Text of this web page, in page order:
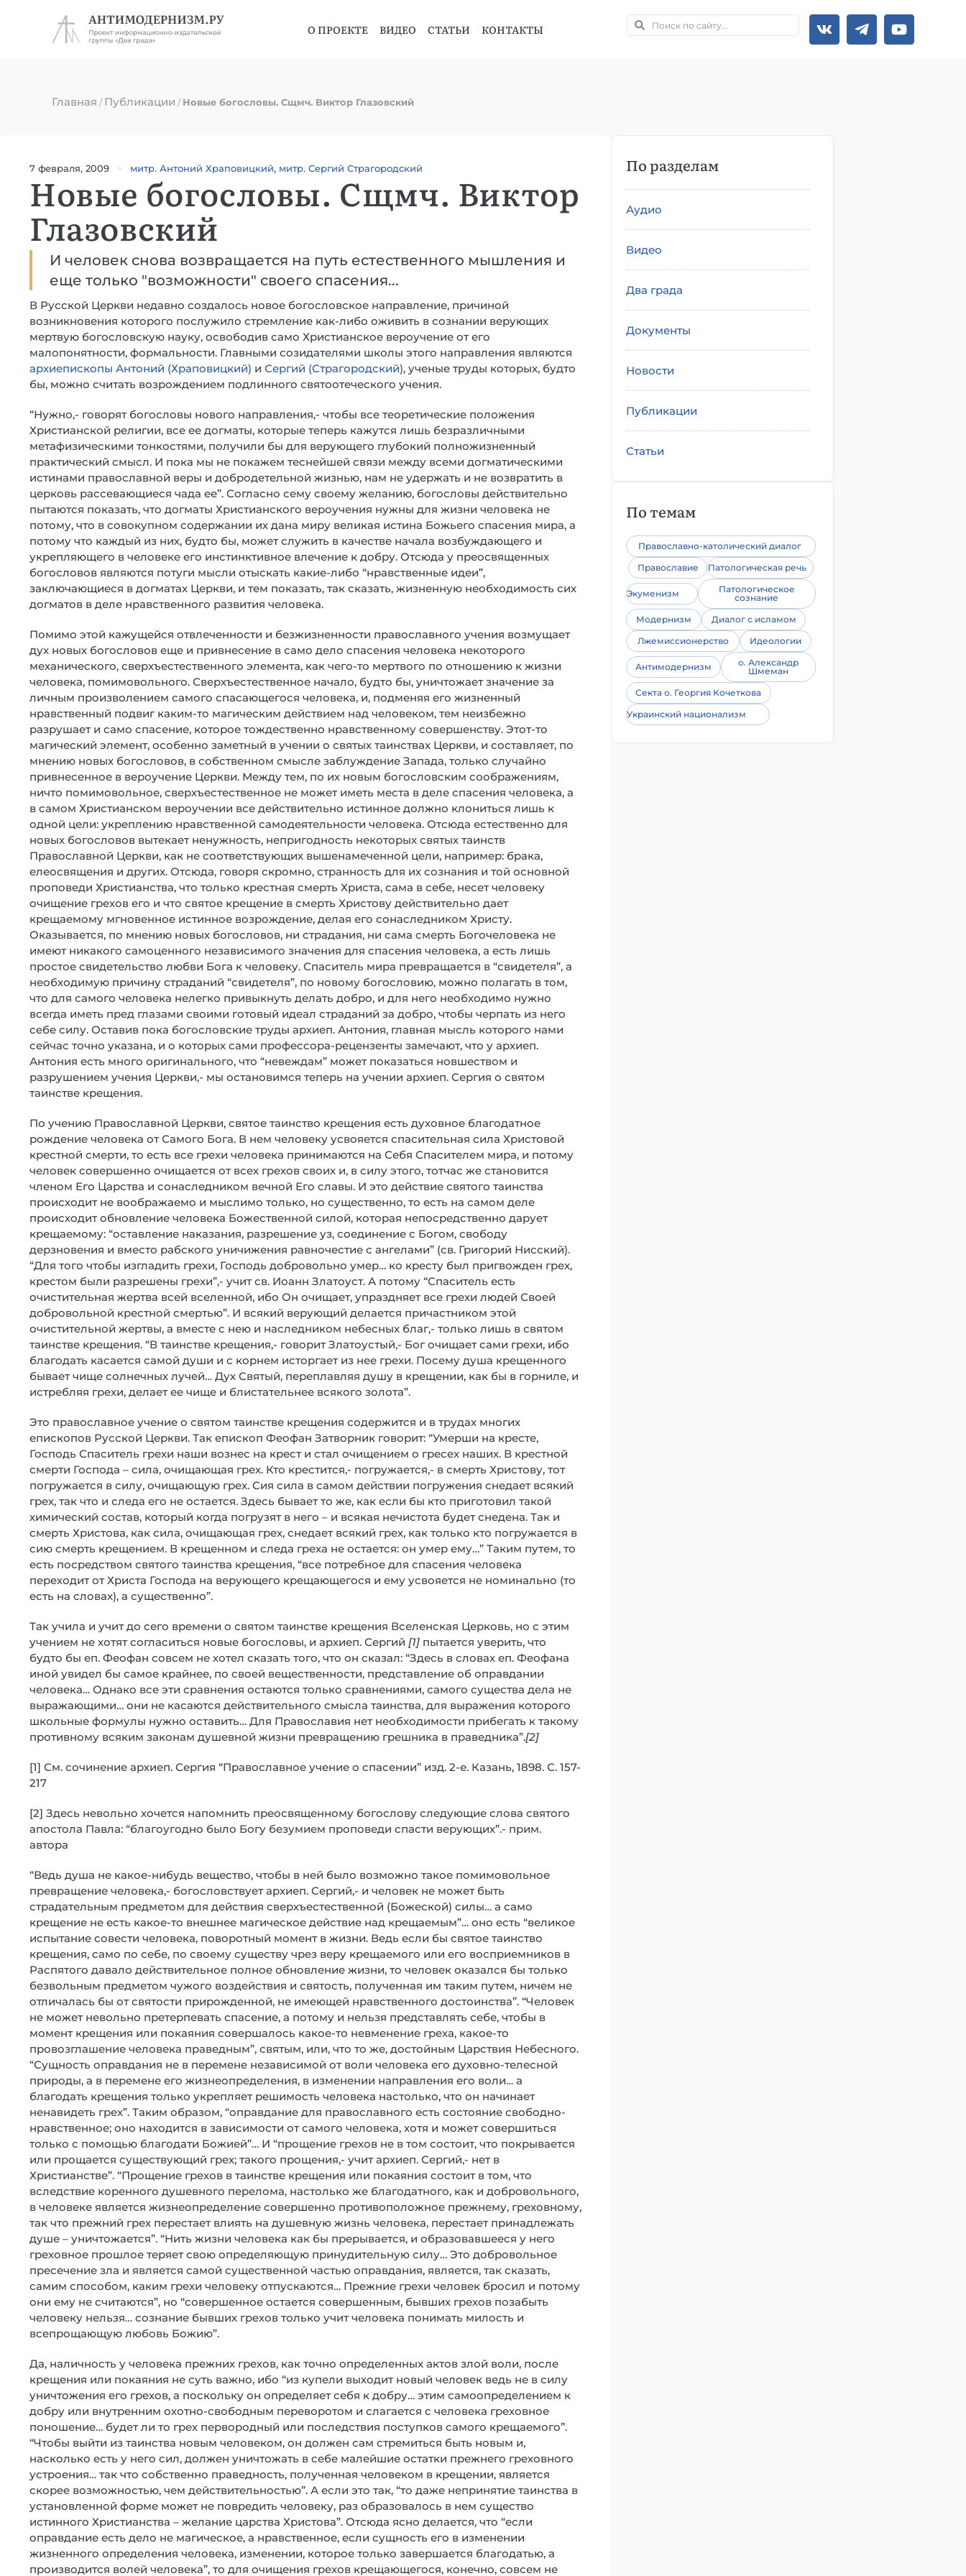
О ПРОЕКТЕ ВИДЕО СТАТЬИ КОНТАКТЫ
Главная /Публикации /Новые богословы. Сщмч. Виктор Глазовский
7 февраля, 2009 митр. Антоний Храповицкий, митр. Сергий Страгородский
Новые богословы. Сщмч. Виктор
Глазовский
И человек снова возвращается на путь естественного мышления и
еще только "возможности" своего спасения...
В Русской Церкви недавно создалось новое богословское направление, причиной
возникновения которого послужило стремление как-либо оживить в сознании верующих
мертвую богословскую науку, освободив само Христианское вероучение от его
малопонятности, формальности. Главными созидателями школы этого направления являются
архиепископы Антоний (Храповицкий) и Сергий (Страгородский), ученые труды которых, будто
бы, можно считать возрождением подлинного святоотеческого учения.
“Нужно,- говорят богословы нового направления,- чтобы все теоретические положения
Христианской религии, все ее догматы, которые теперь кажутся лишь безразличными
метафизическими тонкостями, получили бы для верующего глубокий полножизненный
практический смысл. И пока мы не покажем теснейшей связи между всеми догматическими
истинами православной веры и добродетельной жизнью, нам не удержать и не возвратить в
церковь рассевающиеся чада ее”. Согласно сему своему желанию, богословы действительно
пытаются показать, что догматы Христианского вероучения нужны для жизни человека не
потому, что в совокупном содержании их дана миру великая истина Божьего спасения мира, а
потому что каждый из них, будто бы, может служить в качестве начала возбуждающего и
укрепляющего в человеке его инстинктивное влечение к добру. Отсюда у преосвященных
богословов являются потуги мысли отыскать какие-либо “нравственные идеи”,
заключающиеся в догматах Церкви, и тем показать, так сказать, жизненную необходимость сих
догматов в деле нравственного развития человека.
Помимо этой кажущейся отвлеченности и безжизненности православного учения возмущает
дух новых богословов еще и привнесение в само дело спасения человека некоторого
механического, сверхъестественного элемента, как чего-то мертвого по отношению к жизни
человека, помимовольного. Сверхъестественное начало, будто бы, уничтожает значение за
личным произволением самого спасающегося человека, и, подменяя его жизненный
нравственный подвиг каким-то магическим действием над человеком, тем неизбежно
разрушает и само спасение, которое тождественно нравственному совершенству. Этот-то
магический элемент, особенно заметный в учении о святых таинствах Церкви, и составляет, по
мнению новых богословов, в собственном смысле заблуждение Запада, только случайно
привнесенное в вероучение Церкви. Между тем, по их новым богословским соображениям,
ничто помимовольное, сверхъестественное не может иметь места в деле спасения человека, а
в самом Христианском вероучении все действительно истинное должно клониться лишь к
одной цели: укреплению нравственной самодеятельности человека. Отсюда естественно для
новых богословов вытекает ненужность, непригодность некоторых святых таинств
Православной Церкви, как не соответствующих вышенамеченной цели, например: брака,
елеосвящения и других. Отсюда, говоря скромно, странность для их сознания и той основной
проповеди Христианства, что только крестная смерть Христа, сама в себе, несет человеку
очищение грехов его и что святое крещение в смерть Христову действительно дает
крещаемому мгновенное истинное возрождение, делая его сонаследником Христу.
Оказывается, по мнению новых богословов, ни страдания, ни сама смерть Богочеловека не
имеют никакого самоценного независимого значения для спасения человека, а есть лишь
простое свидетельство любви Бога к человеку. Спаситель мира превращается в “свидетеля”, а
необходимую причину страданий “свидетеля”, по новому богословию, можно полагать в том,
что для самого человека нелегко привыкнуть делать добро, и для него необходимо нужно
всегда иметь пред глазами своими готовый идеал страданий за добро, чтобы черпать из него
себе силу. Оставив пока богословские труды архиеп. Антония, главная мысль которого нами
сейчас точно указана, и о которых сами профессора-рецензенты замечают, что у архиеп.
Антония есть много оригинального, что “невеждам” может показаться новшеством и
разрушением учения Церкви,- мы остановимся теперь на учении архиеп. Сергия о святом
таинстве крещения.
По учению Православной Церкви, святое таинство крещения есть духовное благодатное
рождение человека от Самого Бога. В нем человеку усвояется спасительная сила Христовой
крестной смерти, то есть все грехи человека принимаются на Себя Спасителем мира, и потому
человек совершенно очищается от всех грехов своих и, в силу этого, тотчас же становится
членом Его Царства и сонаследником вечной Его славы. И это действие святого таинства
происходит не воображаемо и мыслимо только, но существенно, то есть на самом деле
происходит обновление человека Божественной силой, которая непосредственно дарует
крещаемому: “оставление наказания, разрешение уз, соединение с Богом, свободу
дерзновения и вместо рабского уничижения равночестие с ангелами” (св. Григорий Нисский).
“Для того чтобы изгладить грехи, Господь добровольно умер… ко кресту был пригвожден грех,
крестом были разрешены грехи”,- учит св. Иоанн Златоуст. А потому “Спаситель есть
очистительная жертва всей вселенной, ибо Он очищает, упраздняет все грехи людей Своей
добровольной крестной смертью”. И всякий верующий делается причастником этой
очистительной жертвы, а вместе с нею и наследником небесных благ,- только лишь в святом
таинстве крещения. “В таинстве крещения,- говорит Златоустый,- Бог очищает сами грехи, ибо
благодать касается самой души и с корнем исторгает из нее грехи. Посему душа крещенного
бывает чище солнечных лучей… Дух Святый, переплавляя душу в крещении, как бы в горниле, и
истребляя грехи, делает ее чище и блистательнее всякого золота”.
Это православное учение о святом таинстве крещения содержится и в трудах многих
епископов Русской Церкви. Так епископ Феофан Затворник говорит: “Умерши на кресте,
Господь Спаситель грехи наши вознес на крест и стал очищением о гресех наших. В крестной
смерти Господа – сила, очищающая грех. Кто крестится,- погружается,- в смерть Христову, тот
погружается в силу, очищающую грех. Сия сила в самом действии погружения снедает всякий
грех, так что и следа его не остается. Здесь бывает то же, как если бы кто приготовил такой
химический состав, который когда погрузят в него – и всякая нечистота будет снедена. Так и
смерть Христова, как сила, очищающая грех, снедает всякий грех, как только кто погружается в
сию смерть крещением. В крещенном и следа греха не остается: он умер ему…” Таким путем, то
есть посредством святого таинства крещения, “все потребное для спасения человека
переходит от Христа Господа на верующего крещающегося и ему усвояется не номинально (то
есть на словах), а существенно”.
Так учила и учит до сего времени о святом таинстве крещения Вселенская Церковь, но с этим
учением не хотят согласиться новые богословы, и архиеп. Сергий [1] пытается уверить, что
будто бы еп. Феофан совсем не хотел сказать того, что он сказал: “Здесь в словах еп. Феофана
иной увидел бы самое крайнее, по своей вещественности, представление об оправдании
человека… Однако все эти сравнения остаются только сравнениями, самого существа дела не
выражающими… они не касаются действительного смысла таинства, для выражения которого
школьные формулы нужно оставить… Для Православия нет необходимости прибегать к такому
противному всяким законам душевной жизни превращению грешника в праведника”.[2]
[1] См. сочинение архиеп. Сергия “Православное учение о спасении” изд. 2-е. Казань, 1898. С. 157-
217
[2] Здесь невольно хочется напомнить преосвященному богослову следующие слова святого
апостола Павла: “благоугодно было Богу безумием проповеди спасти верующих”.- прим.
автора
“Ведь душа не какое-нибудь вещество, чтобы в ней было возможно такое помимовольное
превращение человека,- богословствует архиеп. Сергий,- и человек не может быть
страдательным предметом для действия сверхъестественной (Божеской) силы… а само
крещение не есть какое-то внешнее магическое действие над крещаемым”… оно есть “великое
испытание совести человека, поворотный момент в жизни. Ведь если бы святое таинство
крещения, само по себе, по своему существу чрез веру крещаемого или его восприемников в
Распятого давало действительное полное обновление жизни, то человек оказался бы только
безвольным предметом чужого воздействия и святость, полученная им таким путем, ничем не
отличалась бы от святости прирожденной, не имеющей нравственного достоинства”. “Человек
не может невольно претерпевать спасение, а потому и нельзя представлять себе, чтобы в
момент крещения или покаяния совершалось какое-то невменение греха, какое-то
провозглашение человека праведным”, святым, или, что то же, достойным Царствия Небесного.
“Сущность оправдания не в перемене независимой от воли человека его духовно-телесной
природы, а в перемене его жизнеопределения, в изменении направления его воли… а
благодать крещения только укрепляет решимость человека настолько, что он начинает
ненавидеть грех”. Таким образом, “оправдание для православного есть состояние свободно-
нравственное; оно находится в зависимости от самого человека, хотя и может совершиться
только с помощью благодати Божией”… И “прощение грехов не в том состоит, что покрывается
или прощается существующий грех; такого прощения,- учит архиеп. Сергий,- нет в
Христианстве”. “Прощение грехов в таинстве крещения или покаяния состоит в том, что
вследствие коренного душевного перелома, настолько же благодатного, как и добровольного,
в человеке является жизнеопределение совершенно противоположное прежнему, греховному,
так что прежний грех перестает влиять на душевную жизнь человека, перестает принадлежать
душе – уничтожается”. “Нить жизни человека как бы прерывается, и образовавшееся у него
греховное прошлое теряет свою определяющую принудительную силу… Это добровольное
пресечение зла и является самой существенной частью оправдания, является, так сказать,
самим способом, каким грехи человеку отпускаются… Прежние грехи человек бросил и потому
они ему не считаются”, но “совершенное остается совершенным, бывших грехов позабыть
человеку нельзя… сознание бывших грехов только учит человека понимать милость и
всепрощающую любовь Божию”.
Да, наличность у человека прежних грехов, как точно определенных актов злой воли, после
крещения или покаяния не суть важно, ибо “из купели выходит новый человек ведь не в силу
уничтожения его грехов, а поскольку он определяет себя к добру… этим самоопределением к
добру или внутренним охотно-свободным переворотом и слагается с человека греховное
поношение… будет ли то грех первородный или последствия поступков самого крещаемого”.
“Чтобы выйти из таинства новым человеком, он должен сам стремиться быть новым и,
насколько есть у него сил, должен уничтожать в себе малейшие остатки прежнего греховного
устроения… так что собственно праведность, полученная человеком в крещении, является
скорее возможностью, чем действительностью”. А если это так, “то даже непринятие таинства в
установленной форме может не повредить человеку, раз образовалось в нем существо
истинного Христианства – желание царства Христова”. Отсюда ясно делается, что “если
оправдание есть дело не магическое, а нравственное, если сущность его в изменении
жизненного определения человека, изменении, которое только завершается благодатью, а
производится волей человека”, то для очищения грехов крещающегося, конечно, совсем не
По разделам
Аудио
Видео
Два града
Документы
Новости
Публикации
Статьи
По темам
Православно-католический диалог
Православие
Патологическая речь
Экуменизм
Патологическое
сознание
Модернизм
Диалог с исламом
Лжемиссионерство
Идеологии
Антимодернизм
о. Александр
Шмеман
Секта о. Георгия Кочеткова
Украинский национализм